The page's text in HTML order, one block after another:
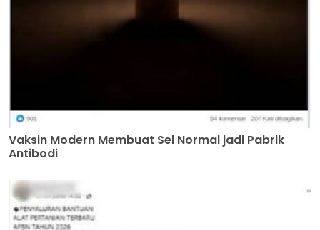
Vaksin Modern Membuat Sel Normal jadi Pabrik
Antibodi